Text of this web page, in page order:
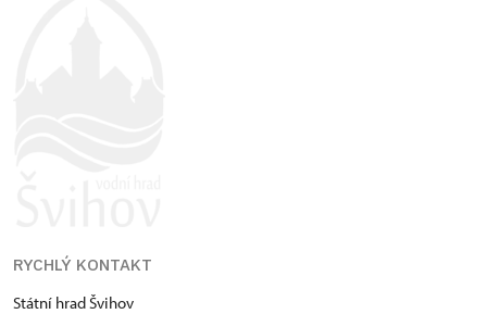
RYCHLÝ KONTAKT
Státní hrad Švihov